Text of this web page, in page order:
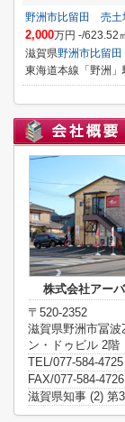
野洲市比留田 売土
2,000万円 -/623.52
滋賀県野洲市比留田
東海道本線「野洲」
株式会社アー
〒520-2352
滋賀県野洲市冨波
ン・ドゥビル 2階
TEL/077-584-4725
FAX/077-584-4726
滋賀県知事 (2) 第